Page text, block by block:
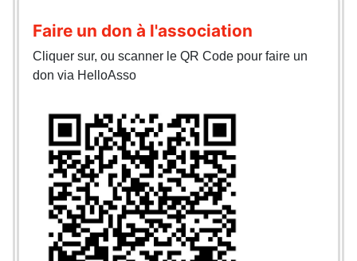
Faire un don à l'association
Cliquer sur, ou scanner le QR Code pour faire un
don via HelloAsso